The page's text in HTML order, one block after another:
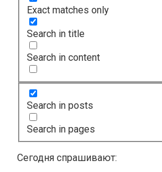
Exact matches only
Search in title
Search in content
Search in posts
Search in pages
Сегодня спрашивают: